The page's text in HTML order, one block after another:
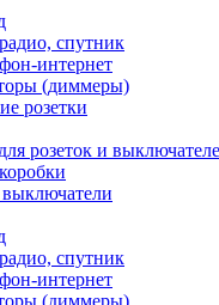
спутник
интернет
(диммеры)
розетки
розеток и
спутник
интернет
(диммеры)